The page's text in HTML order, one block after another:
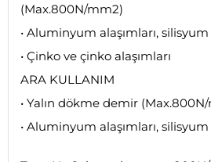
(Max.800N/mm2)
• Aluminyum alaşımları,
• Çinko ve çinko alaşımları
ARA KULLANIM
• Yalın dökme demir
• Aluminyum alaşımları,